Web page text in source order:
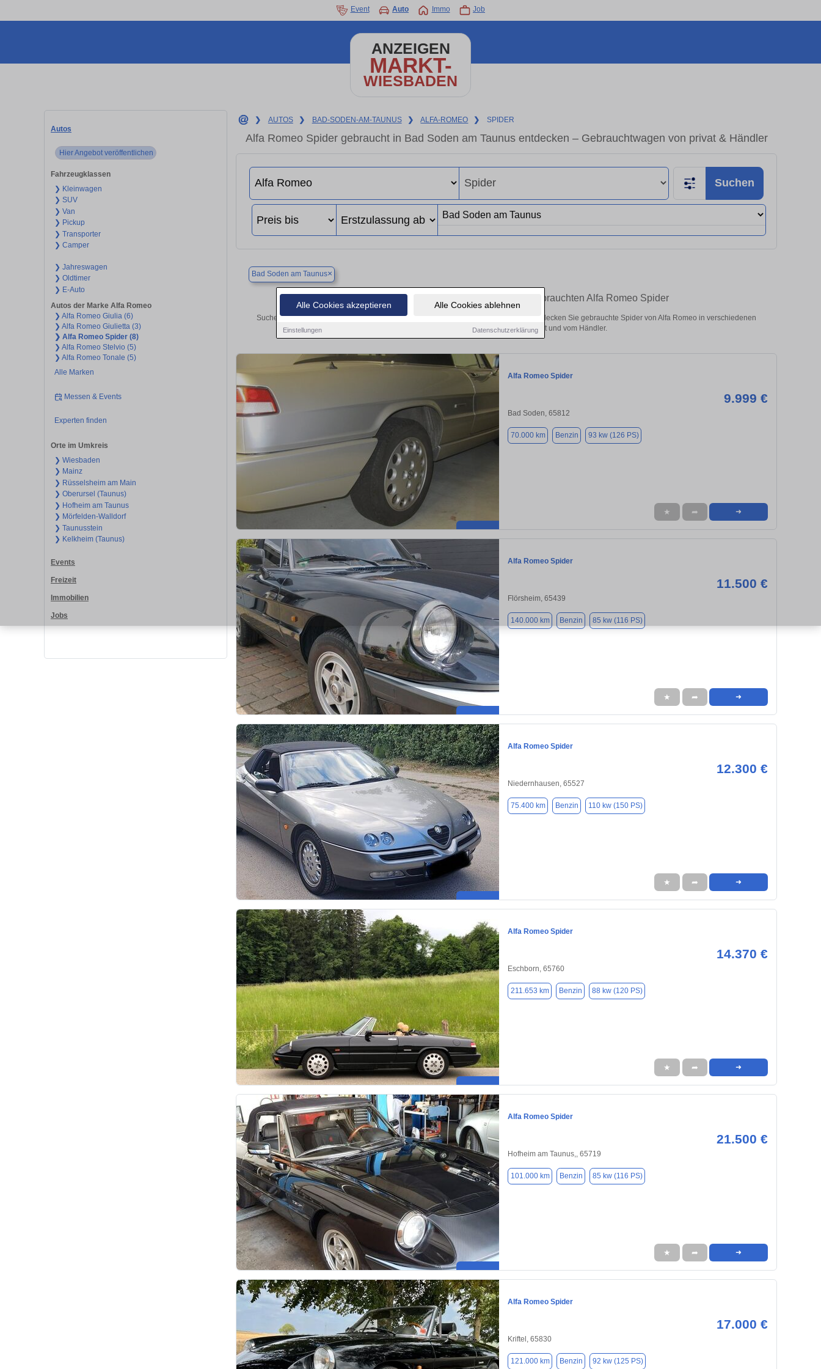
Alle Cookies akzeptieren Alle Cookies ablehnen
Einstellungen Datenschutzerklärung
Event Auto Immo Job
ANZEIGEN
MARKT-
WIESBADEN
Autos
Hier Angebot veröffentlichen
Fahrzeugklassen
❯ Kleinwagen
❯ SUV
❯ Van
❯ Pickup
❯ Transporter
❯ Camper
❯ Jahreswagen
❯ Oldtimer
❯ E-Auto
Autos der Marke Alfa Romeo
❯ Alfa Romeo Giulia (6)
❯ Alfa Romeo Giulietta (3)
❯ Alfa Romeo Spider (8)
❯ Alfa Romeo Stelvio (5)
❯ Alfa Romeo Tonale (5)
Alle Marken
Messen & Events
Experten finden
Orte im Umkreis
❯ Wiesbaden
❯ Mainz
❯ Rüsselsheim am Main
❯ Oberursel (Taunus)
❯ Hofheim am Taunus
❯ Mörfelden-Walldorf
❯ Taunusstein
❯ Kelkheim (Taunus)
Events
Freizeit
Immobilien
Jobs
❯ AUTOS ❯ BAD-SODEN-AM-TAUNUS ❯ ALFA-ROMEO ❯ SPIDER
Alfa Romeo Spider gebraucht in Bad Soden am Taunus entdecken – Gebrauchtwagen von privat & Händler
Suchen
Bad Soden am Taunus×
Finden Sie in Bad Soden am Taunus Ihren gebrauchten Alfa Romeo Spider
Suchen Sie in Bad Soden am Taunus einen Alfa Romeo Spider Gebrauchtwagen? Entdecken Sie gebrauchte Spider von Alfa Romeo in verschiedenen
Ausführungen und Preisklassen von privat und vom Händler.
Alfa Romeo Spider
9.999 €
Bad Soden, 65812
70.000 km Benzin 93 kw (126 PS)
★ ➦ ➜
Alfa Romeo Spider
11.500 €
Flörsheim, 65439
140.000 km Benzin 85 kw (116 PS)
★ ➦ ➜
Alfa Romeo Spider
12.300 €
Niedernhausen, 65527
75.400 km Benzin 110 kw (150 PS)
★ ➦ ➜
Alfa Romeo Spider
14.370 €
Eschborn, 65760
211.653 km Benzin 88 kw (120 PS)
★ ➦ ➜
Alfa Romeo Spider
21.500 €
Hofheim am Taunus,, 65719
101.000 km Benzin 85 kw (116 PS)
★ ➦ ➜
Alfa Romeo Spider
17.000 €
Kriftel, 65830
121.000 km Benzin 92 kw (125 PS)